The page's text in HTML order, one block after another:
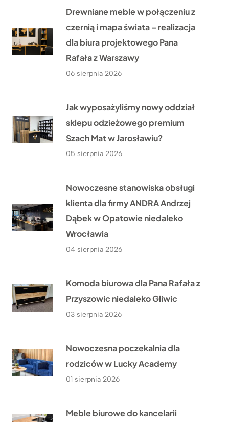
Drewniane meble w połączeniu z
czernią i mapa świata – realizacja
dla biura projektowego Pana
Rafała z Warszawy
06 sierpnia 2026
Jak wyposażyliśmy nowy oddział
sklepu odzieżowego premium
Szach Mat w Jarosławiu?
05 sierpnia 2026
Nowoczesne stanowiska obsługi
klienta dla firmy ANDRA Andrzej
Dąbek w Opatowie niedaleko
Wrocławia
04 sierpnia 2026
Komoda biurowa dla Pana Rafała z
Przyszowic niedaleko Gliwic
03 sierpnia 2026
Nowoczesna poczekalnia dla
rodziców w Lucky Academy
01 sierpnia 2026
Meble biurowe do kancelarii